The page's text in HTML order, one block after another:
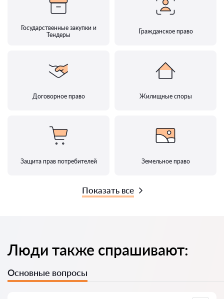
Государственные закупки и
Тендеры
Гражданское право
Договорное право Жилищные споры
Защита прав потребителей Земельное право
Показать все
Люди также спрашивают:
Основные вопросы